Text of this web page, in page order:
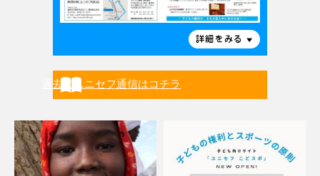
過去のユニセフ通信はコチラ